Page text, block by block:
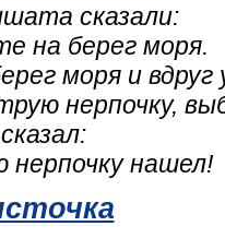
сказали:
на берег моря.
моря и вдруг
нерпочку,
нерпочку нашел!